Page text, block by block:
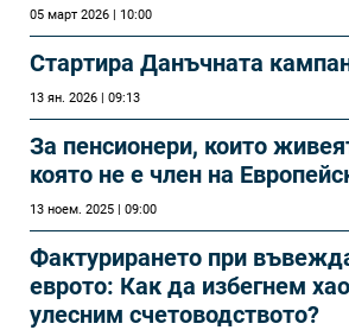
05 март 2026 | 10:00
Стартира Данъчната
13 ян. 2026 | 09:13
За пенсионери, които
която не е член на
13 ноем. 2025 | 09:00
Фактурирането при
еврото: Как да избегнем
улесним счетоводството?